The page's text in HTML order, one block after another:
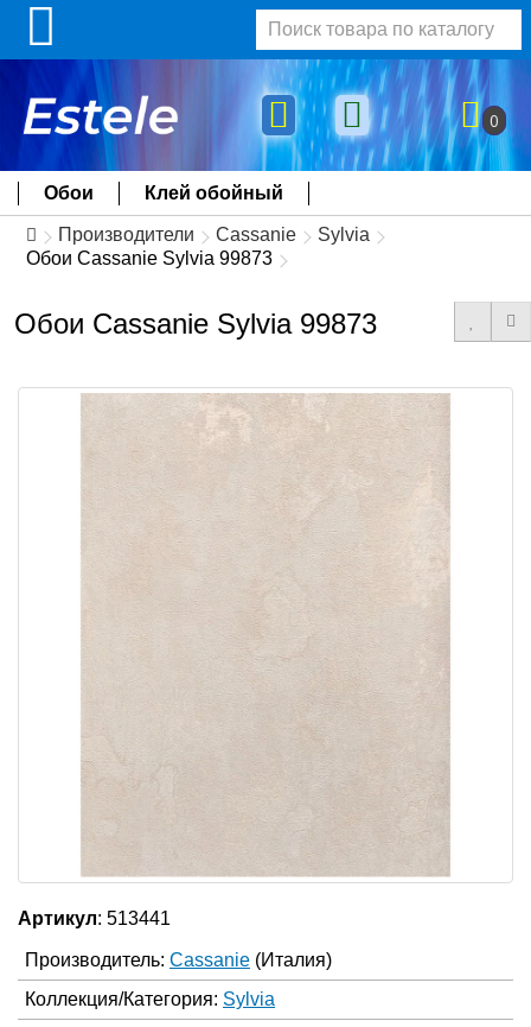
0
Обои Клей обойный
Производители Cassanie
Sylvia
Обои Cassanie Sylvia 99873
Обои Cassanie Sylvia 99873
Артикул: 513441
Производитель: Cassanie (Италия)
Коллекция/Категория: Sylvia